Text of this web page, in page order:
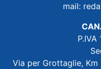
mail:
P.IVA
Via per Grottaglie, Km